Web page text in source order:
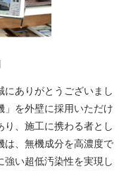
にありがとうございまし
」を外壁に採用いただけ
り、施工に携わる者とし
は、無機成分を高濃度で
い超低汚染性を実現し